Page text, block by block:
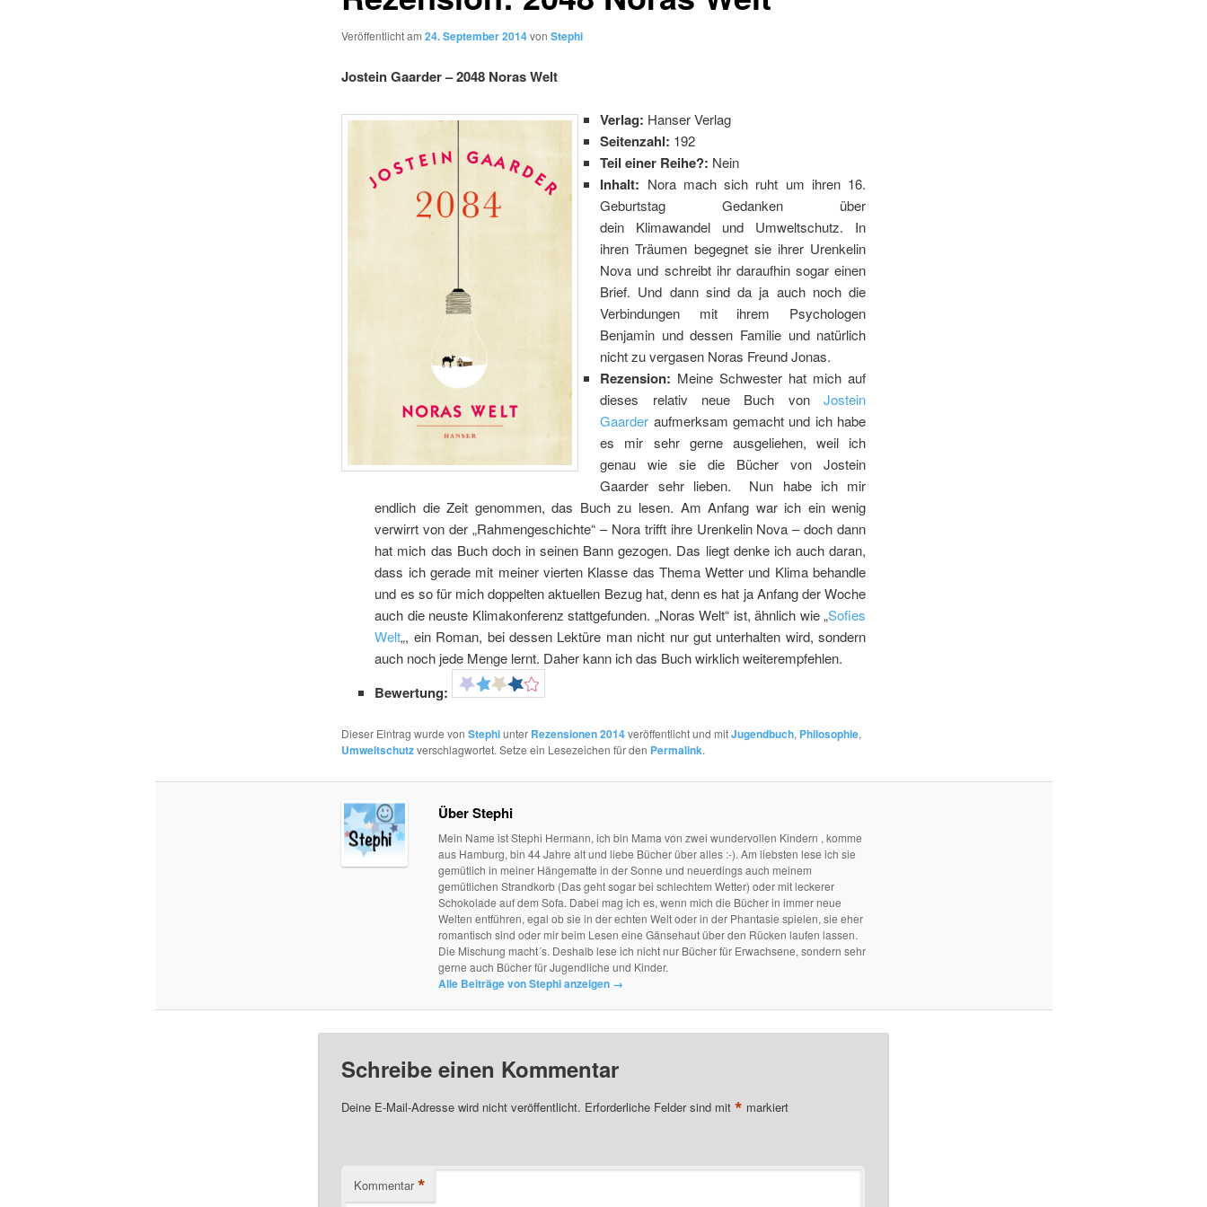
Veröffentlicht am 24. September 2014von Stephi
Jostein Gaarder – 2048 Noras Welt
Verlag: Hanser Verlag
Seitenzahl: 192
Teil einer Reihe?: Nein
Inhalt: Nora mach sich ruht um ihren 16.
Geburtstag Gedanken über
dein Klimawandel und Umweltschutz. In
ihren Träumen begegnet sie ihrer Urenkelin
Nova und schreibt ihr daraufhin sogar einen
Brief. Und dann sind da ja auch noch die
Verbindungen mit ihrem Psychologen
Benjamin und dessen Familie und natürlich
nicht zu vergasen Noras Freund Jonas.
Rezension: Meine Schwester hat mich auf
dieses relativ neue Buch vonJostein
Gaarder aufmerksam gemacht und ich habe
es mir sehr gerne ausgeliehen, weil ich
genau wie sie die Bücher von Jostein
Gaarder sehr lieben. Nun habe ich mir
endlich die Zeit genommen, das Buch zu lesen. Am Anfang war ich ein wenig
verwirrt von der „Rahmengeschichte“ – Nora trifft ihre Urenkelin Nova – doch dann
hat mich das Buch doch in seinen Bann gezogen. Das liegt denke ich auch daran,
dass ich gerade mit meiner vierten Klasse das Thema Wetter und Klima behandle
und es so für mich doppelten aktuellen Bezug hat, denn es hat ja Anfang der Woche
auch die neuste Klimakonferenz stattgefunden. „Noras Welt“ ist, ähnlich wie „Sofies
Welt„, ein Roman, bei dessen Lektüre man nicht nur gut unterhalten wird, sondern
auch noch jede Menge lernt. Daher kann ich das Buch wirklich weiterempfehlen.
Bewertung:
Dieser Eintrag wurde von Stephiunter Rezensionen 2014veröffentlicht und mitJugendbuch, Philosophie,
Umweltschutzverschlagwortet. Setze ein Lesezeichen für den Permalink.
Über Stephi
Mein Name ist Stephi Hermann, ich bin Mama von zwei wundervollen Kindern , komme
aus Hamburg, bin 44 Jahre alt und liebe Bücher über alles :-). Am liebsten lese ich sie
gemütlich in meiner Hängematte in der Sonne und neuerdings auch meinem
gemütlichen Strandkorb (Das geht sogar bei schlechtem Wetter) oder mit leckerer
Schokolade auf dem Sofa. Dabei mag ich es, wenn mich die Bücher in immer neue
Welten entführen, egal ob sie in der echten Welt oder in der Phantasie spielen, sie eher
romantisch sind oder mir beim Lesen eine Gänsehaut über den Rücken laufen lassen.
Die Mischung macht´s. Deshalb lese ich nicht nur Bücher für Erwachsene, sondern sehr
gerne auch Bücher für Jugendliche und Kinder.
Alle Beiträge von Stephi anzeigen →
Schreibe einen Kommentar
Deine E-Mail-Adresse wird nicht veröffentlicht. Erforderliche Felder sind mit * markiert
Kommentar *